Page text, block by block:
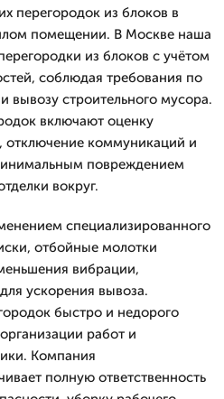
перегородок из блоков в
помещении. В Москве наша
из блоков с учётом
соблюдая требования по
строительного мусора.
включают оценку
отключение коммуникаций и
повреждением
вокруг.
специализированного
отбойные молотки
вибрации,
ускорения вывоза.
быстро и недорого
работ и
Компания
полную ответственность